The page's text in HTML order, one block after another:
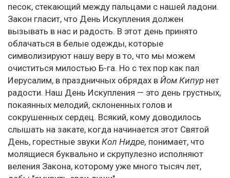
песок, стекающий между пальцами с нашей ладони.
Закон гласит, что День Искупления должен
вызывать в нас и радость. В этот день принято
облачаться в белые одежды, которые
символизируют нашу веру в то, что мы можем
очиститься милостью Б-га. Но с тех пор как пал
Иерусалим, в праздничных обрядах в Йом Кипур нет
радости. Наш День Искупления — это день грустных,
покаянных мелодий, склоненных голов и
сокрушенных сердец. Всякий, кому доводилось
слышать на закате, когда начинается этот Святой
День, горестные звуки Кол Нидре, понимает, что
молящиеся буквально и скрупулезно исполняют
веления Закона, которому уже много тысяч лет,